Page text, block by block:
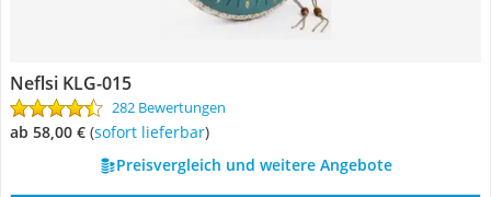
Neflsi KLG-015
282 Bewertungen
ab 58,00 € ( Sofort lieferbar)
Preisvergleich und weitere Angebote